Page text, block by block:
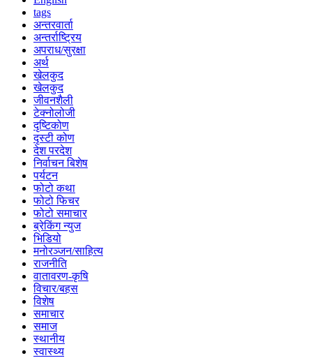
tags
अन्तरवार्ता
अन्तर्राष्ट्रिय
अपराध/सुरक्षा
अर्थ
खेलकुद
खेलकुद
जीवनशैली
टेक्नोलोजी
दृष्टिकोण
दृस्टी कोण
देश परदेश
निर्वाचन बिशेष
पर्यटन
फोटो कथा
फोटो फिचर
फोटो समाचार
ब्रेकिंग न्युज
भिडियो
मनोरञ्जन/साहित्य
राजनीति
वातावरण-कृषि
विचार/बहस
विशेष
समाचार
समाज
स्थानीय
स्वास्थ्य